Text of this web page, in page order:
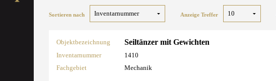
Sortieren nach Anzeige Treffer
Objektbezeichnung Seiltänzer mit Gewichten
Inventarnummer
1410
Fachgebiet
Mechanik